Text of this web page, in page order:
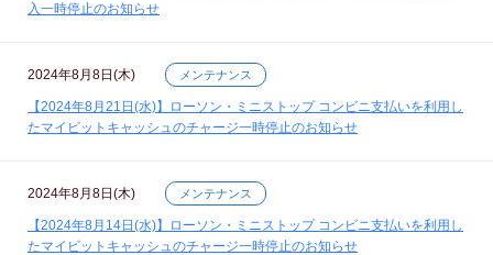
入一時停止のお知らせ
2024年8月8日(木) メンテナンス
【2024年8月21日(水)】ローソン・ミニストップ コンビニ支払いを利用し
たマイビットキャッシュのチャージ一時停止のお知らせ
2024年8月8日(木) メンテナンス
【2024年8月14日(水)】ローソン・ミニストップ コンビニ支払いを利用し
たマイビットキャッシュのチャージ一時停止のお知らせ